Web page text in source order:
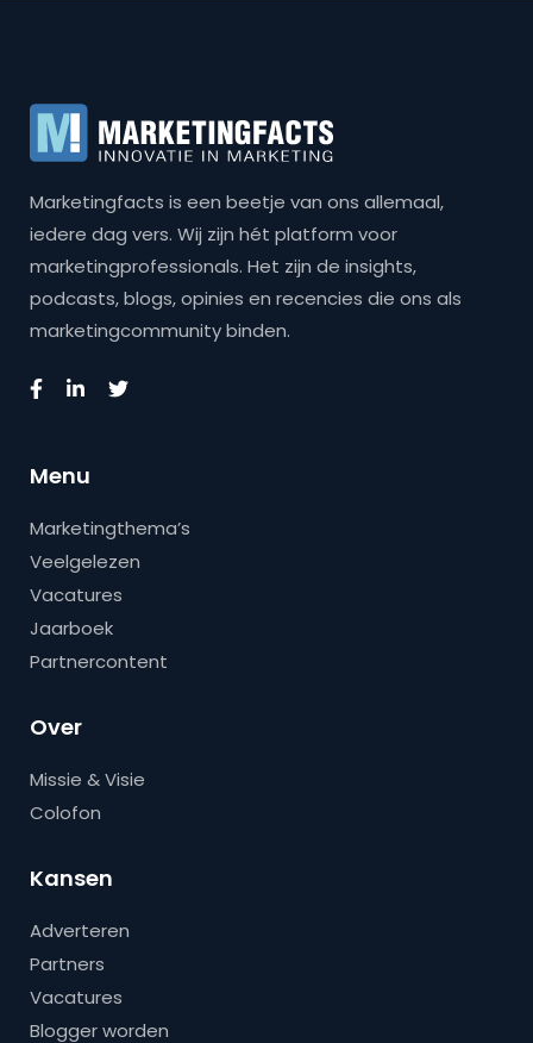
Marketingfacts is een beetje van ons allemaal,
iedere dag vers. Wij zijn hét platform voor
marketingprofessionals. Het zijn de insights,
podcasts, blogs, opinies en recencies die ons als
marketingcommunity binden.
Menu
Marketingthema’s
Veelgelezen
Vacatures
Jaarboek
Partnercontent
Over
Missie & Visie
Colofon
Kansen
Adverteren
Partners
Vacatures
Blogger worden